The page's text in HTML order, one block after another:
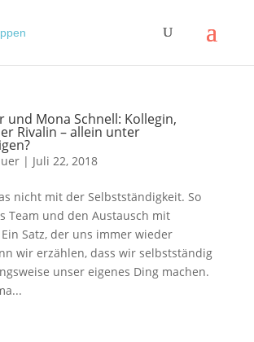
und Mona Schnell: Kollegin,
Rivalin – allein unter
| Juli 22, 2018
nicht mit der Selbstständigkeit. So
Team und den Austausch mit
Satz, der uns immer wieder
wir erzählen, dass wir selbstständig
unser eigenes Ding machen.